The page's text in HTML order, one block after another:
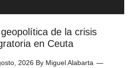
de la crisis
en Ceuta
2026 By Miguel Alabarta